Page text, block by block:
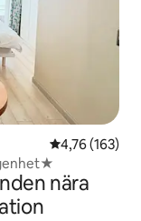
4,76 av 5 i
4,76 (163)
nära